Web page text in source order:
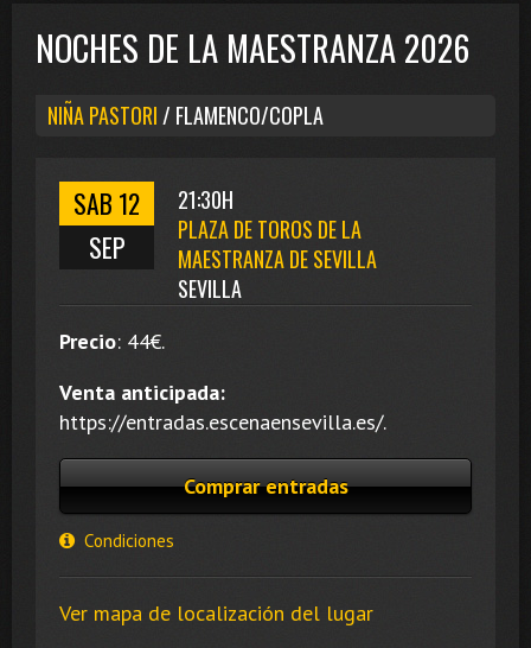
NOCHES DE LA MAESTRANZA 2026
NIÑA PASTORI / FLAMENCO/COPLA
SAB 12
SEP
21:30H
PLAZA DE TOROS DE LA
MAESTRANZA DE SEVILLA
SEVILLA
Precio: 44€.
Venta anticipada:
https://entradas.escenaensevilla.es/.
Comprar entradas
Condiciones
Ver mapa de localización del lugar